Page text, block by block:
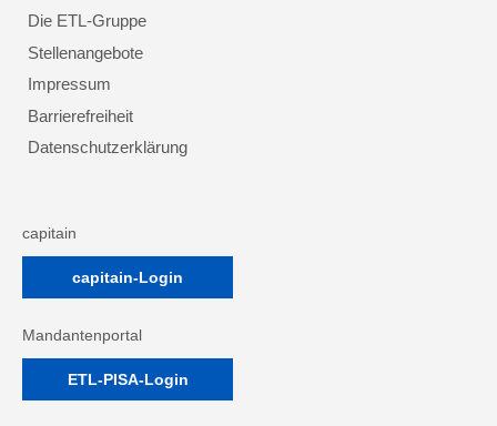
Die ETL-Gruppe
Stellenangebote
Impressum
Barrierefreiheit
Datenschutzerklärung
capitain
capitain-Login
Mandantenportal
ETL-PISA-Login